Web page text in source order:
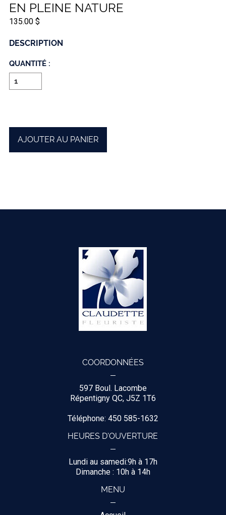
EN PLEINE NATURE
135.00 $
DESCRIPTION
QUANTITÉ :
AJOUTER AU PANIER
COORDONNÉES
597 Boul. Lacombe
Répentigny QC, J5Z 1T6
Téléphone: 450 585-1632
HEURES D'OUVERTURE
Lundi au samedi:9h à 17h
Dimanche : 10h à 14h
MENU